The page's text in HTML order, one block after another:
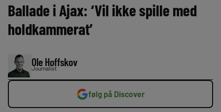
Ballade i Ajax: ‘Vil ikke spille med
holdkammerat’
Ole Hoffskov
Journalist
følg på Discover